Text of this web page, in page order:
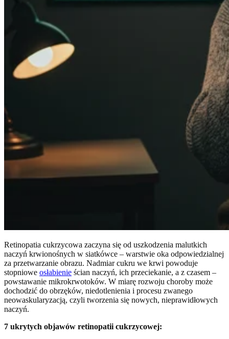
Retinopatia cukrzycowa zaczyna się od uszkodzenia malutkich
naczyń krwionośnych w siatkówce – warstwie oka odpowiedzialnej
za przetwarzanie obrazu. Nadmiar cukru we krwi powoduje
stopniowe osłabienie ścian naczyń, ich przeciekanie, a z czasem –
powstawanie mikrokrwotoków. W miarę rozwoju choroby może
dochodzić do obrzęków, niedotlenienia i procesu zwanego
neowaskularyzacją, czyli tworzenia się nowych, nieprawidłowych
naczyń.
7 ukrytych objawów retinopatii cukrzycowej: